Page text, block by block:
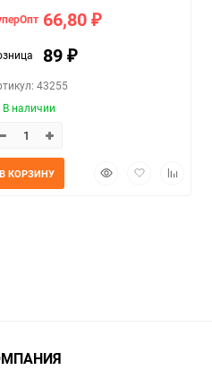
66,80 ₽
89 ₽
43255
В наличии
БыстрыйДобавитьДобавить
В КОРЗИНУ